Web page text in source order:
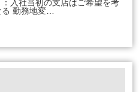
入社当初の支店はご希望を考
勤務地変…